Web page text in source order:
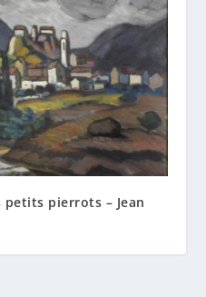
pierrots – Jean